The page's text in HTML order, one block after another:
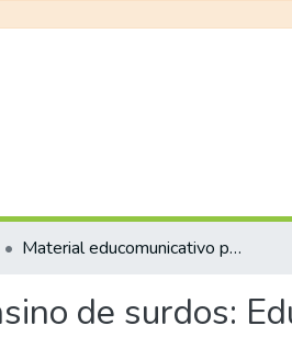
Material educomunicativo para o ensino de surdos: Educação Ambiental para as águas
de surdos: